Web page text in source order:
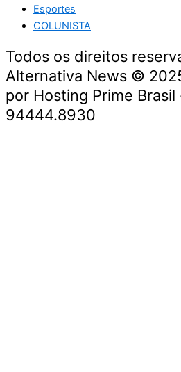
Esportes
COLUNISTA
Todos os direitos
Alternativa News ©
por Hosting Prime Brasil
94444.8930